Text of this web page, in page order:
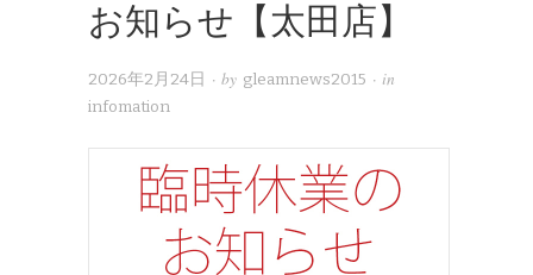
お知らせ【太田店】
2026年2月24日 · by gleamnews2015 · in
infomation